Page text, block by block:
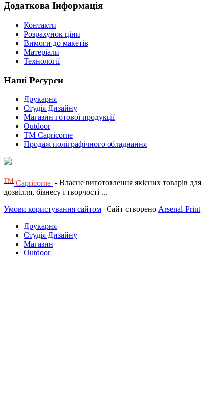
Додаткова Інформація
Контакти
Розрахунок ціни
Вимоги до макетів
Матеріали
Технології
Наші Ресурси
Друкарня
Студія Дизайну
Магазин готової продукції
Outdoor
TM Capricorne
Продаж поліграфічного обладнання
ТМ Capricorne - Власне виготовлення якісних товарів для
дозвілля, бізнесу і творчості ...
Умови користування сайтом | Сайт створено Arsenal-Print
Друкарня
Студія Дизайну
Магазин
Outdoor